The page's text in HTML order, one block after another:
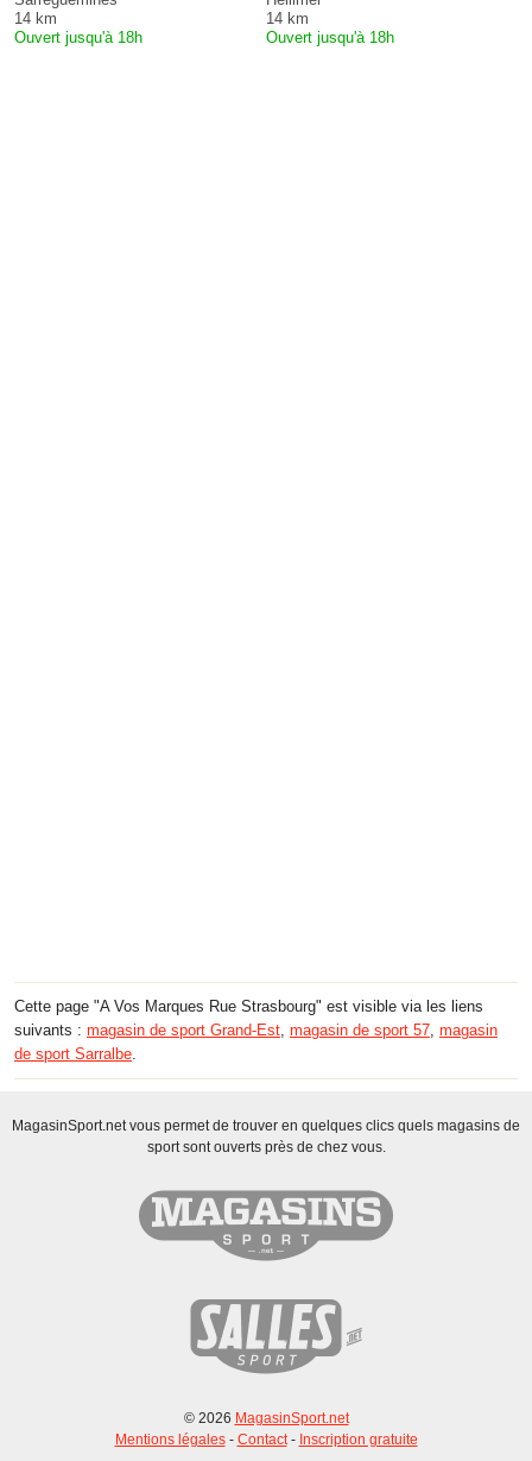
14 km
Ouvert jusqu'à 18h
14 km
Ouvert jusqu'à 18h
Cette page "A Vos Marques Rue Strasbourg" est visible via les liens
suivants : magasin de sport Grand-Est, magasin de sport 57, magasin
de sport Sarralbe.
MagasinSport.net vous permet de trouver en quelques clics quels magasins de
sport sont ouverts près de chez vous.
© 2026 MagasinSport.net
Mentions légales- Contact- Inscription gratuite